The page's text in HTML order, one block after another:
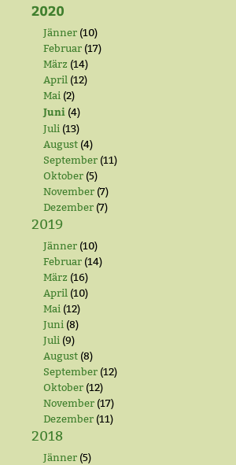
2020
Jänner (10)
Februar (17)
März (14)
April (12)
Mai (2)
Juni (4)
Juli (13)
August (4)
September (11)
Oktober (5)
November (7)
Dezember (7)
2019
Jänner (10)
Februar (14)
März (16)
April (10)
Mai (12)
Juni (8)
Juli (9)
August (8)
September (12)
Oktober (12)
November (17)
Dezember (11)
2018
Jänner (5)